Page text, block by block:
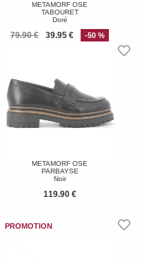
METAMORF OSE
TABOURET
Doré
79.90 € 39.95 € -50 %
METAMORF OSE
PARBAYSE
Noir
119.90 €